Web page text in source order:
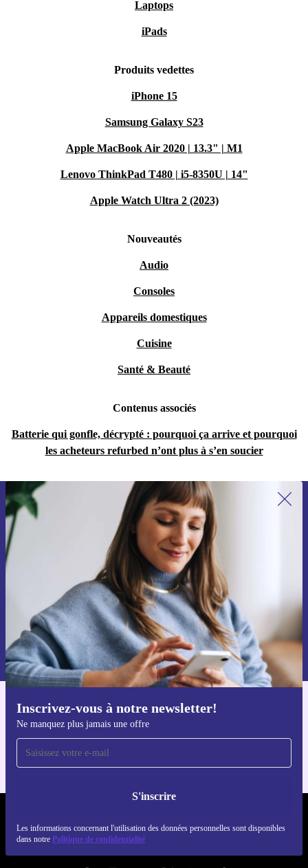
Laptops
iPads
Produits vedettes
iPhone 15
Samsung Galaxy S23
Apple MacBook Air 2020 | 13.3" | M1
Lenovo ThinkPad T480 | i5-8350U | 14"
Apple Watch Ultra 2 (2023)
Nouveautés
Audio
Consoles
Appareils domestiques
Cuisine
Santé & Beauté
Contenus associés
Batterie qui gonfle, décrypté : pourquoi ça arrive et pourquoi
les acheteurs refurbed n’ont plus à s’en soucier
Inscrivez-vous à notre newsletter!
Ne manquez plus jamais une offre
S'inscrire
Les informations concernant l'utilisation des données personnelles sont disponibles
dans notre Politique de confidentialité
Recevoir offres et infos de refurbed
par mail
Ne manquez plus aucune offre.
S'inscrire
Retrouvez les informations sur l'utilisation des données personnelles
dans notre
politique de confidentialité.
Téléchargez l'application refurbed
Pour iOS et Android